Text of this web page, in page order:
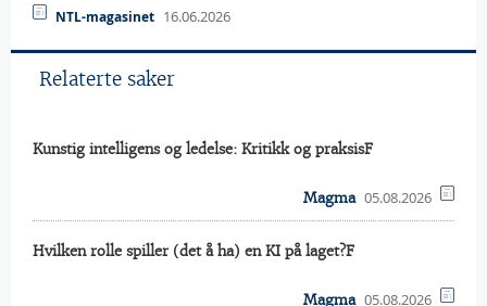
NTL-magasinet 16.06.2026
Relaterte saker
Kunstig intelligens og ledelse: Kritikk og praksisF
Magma 05.08.2026
Hvilken rolle spiller (det å ha) en KI på laget?F
Magma 05.08.2026